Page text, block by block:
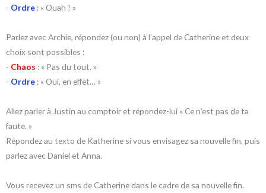
- Ordre : « Ouah ! »
Parlez avec Archie, répondez (ou non) à l’appel de Catherine et deux
choix sont possibles :
- Chaos : « Pas du tout. »
- Ordre : « Oui, en effet… »
Allez parler à Justin au comptoir et répondez-lui « Ce n’est pas de ta
faute. »
Répondez au texto de Katherine si vous envisagez sa nouvelle fin, puis
parlez avec Daniel et Anna.
Vous recevez un sms de Catherine dans le cadre de sa nouvelle fin.